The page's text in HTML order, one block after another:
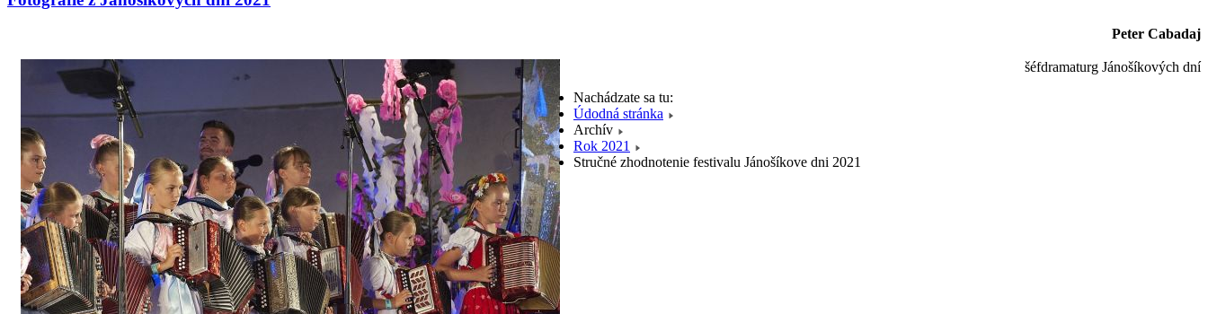
Peter Cabadaj
šéfdramaturg Jánošíkových dní
Nachádzate sa tu:
Údodná stránka
Archív
Rok 2021
Stručné zhodnotenie festivalu Jánošíkove dni 2021